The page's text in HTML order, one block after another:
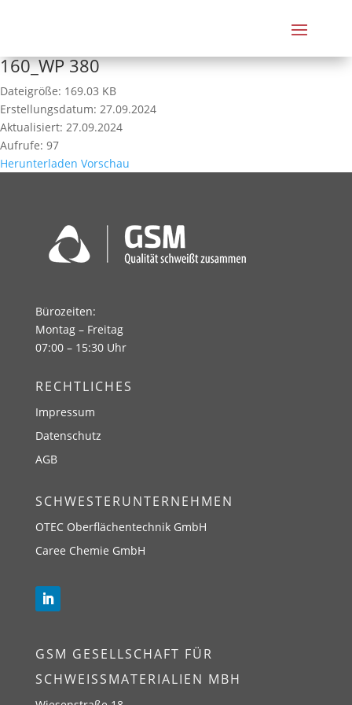
160_WP 380
Dateigröße: 169.03 KB
Erstellungsdatum: 27.09.2024
Aktualisiert: 27.09.2024
Aufrufe: 97
Herunterladen Vorschau
Bürozeiten:
Montag – Freitag
07:00 – 15:30 Uhr
RECHTLICHES
Impressum
Datenschutz
AGB
SCHWESTERUNTERNEHMEN
OTEC Oberflächentechnik GmbH
Caree Chemie GmbH
GSM GESELLSCHAFT FÜR
SCHWEISSMATERIALIEN MBH